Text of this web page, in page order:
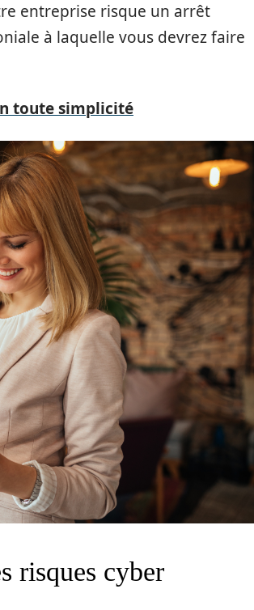
entreprise risque un arrêt
à laquelle vous devrez faire
toute simplicité
risques cyber